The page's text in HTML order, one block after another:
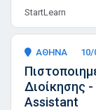
StartLearn
ΑΘΗΝΑ 10/
Διοίκησης
Assistant